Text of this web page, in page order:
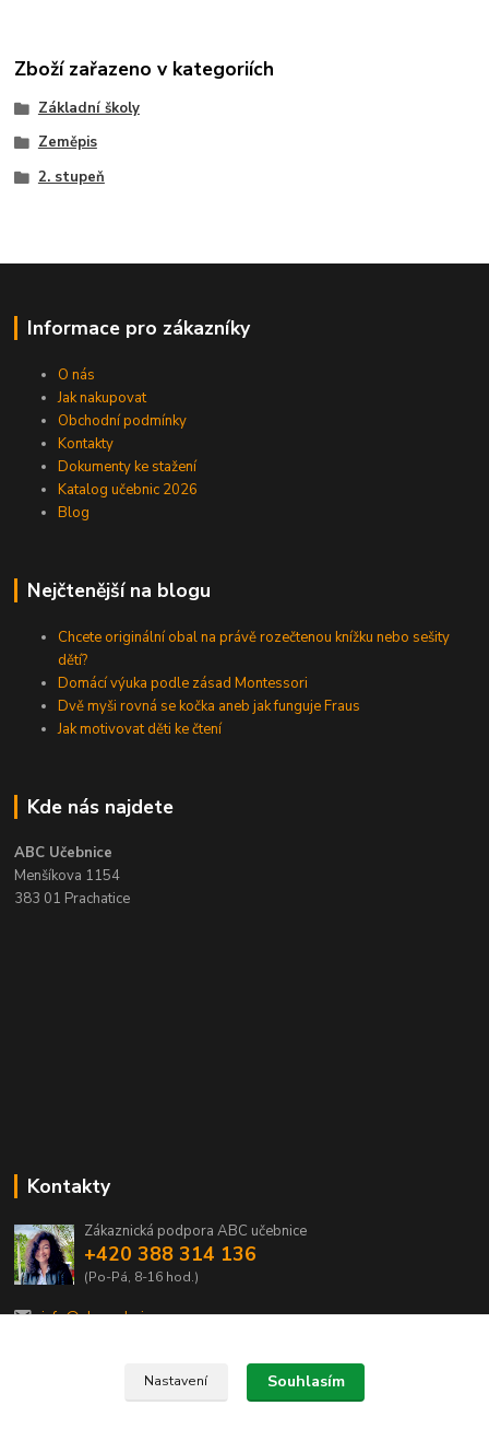
Zboží zařazeno v kategoriích
Základní školy
Zeměpis
2. stupeň
Informace pro zákazníky
O nás
Jak nakupovat
Obchodní podmínky
Kontakty
Dokumenty ke stažení
Katalog učebnic 2026
Blog
Nejčtenější na blogu
Chcete originální obal na právě rozečtenou knížku nebo sešity
dětí?
Domácí výuka podle zásad Montessori
Dvě myši rovná se kočka aneb jak funguje Fraus
Jak motivovat děti ke čtení
Kde nás najdete
ABC Učebnice
Menšíkova 1154
383 01 Prachatice
Kontakty
Zákaznická podpora ABC učebnice
+420 388 314 136
(Po-Pá, 8-16 hod.)
info@abcucebnice.cz
Nastavení Souhlasím